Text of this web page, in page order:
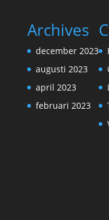
Archives
december 2023
augusti 2023
april 2023
februari 2023